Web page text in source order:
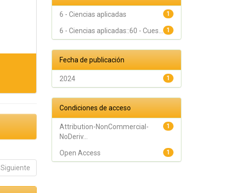
Siguiente
1
6 - Ciencias aplicadas
1
6 - Ciencias aplicadas::60 - Cues...
Fecha de publicación
1
2024
Condiciones de acceso
1
Attribution-NonCommercial-
NoDeriv...
1
Open Access